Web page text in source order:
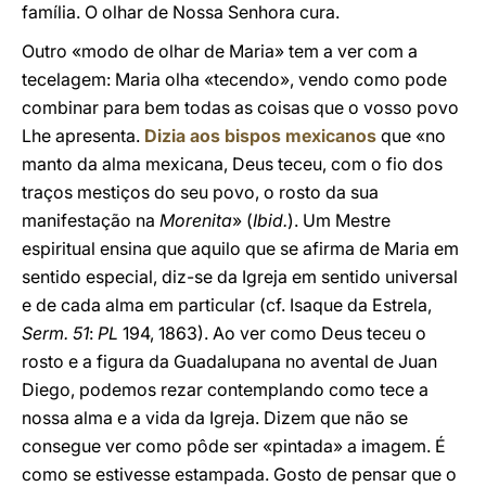
família. O olhar de Nossa Senhora cura.
Outro «modo de olhar de Maria» tem a ver com a
tecelagem: Maria olha «tecendo», vendo como pode
combinar para bem todas as coisas que o vosso povo
Lhe apresenta. Dizia aos bispos mexicanos que «no
manto da alma mexicana, Deus teceu, com o fio dos
traços mestiços do seu povo, o rosto da sua
manifestação na Morenita» (Ibid.). Um Mestre
espiritual ensina que aquilo que se afirma de Maria em
sentido especial, diz-se da Igreja em sentido universal
e de cada alma em particular (cf. Isaque da Estrela,
Serm. 51: PL 194, 1863). Ao ver como Deus teceu o
rosto e a figura da Guadalupana no avental de Juan
Diego, podemos rezar contemplando como tece a
nossa alma e a vida da Igreja. Dizem que não se
consegue ver como pôde ser «pintada» a imagem. É
como se estivesse estampada. Gosto de pensar que o